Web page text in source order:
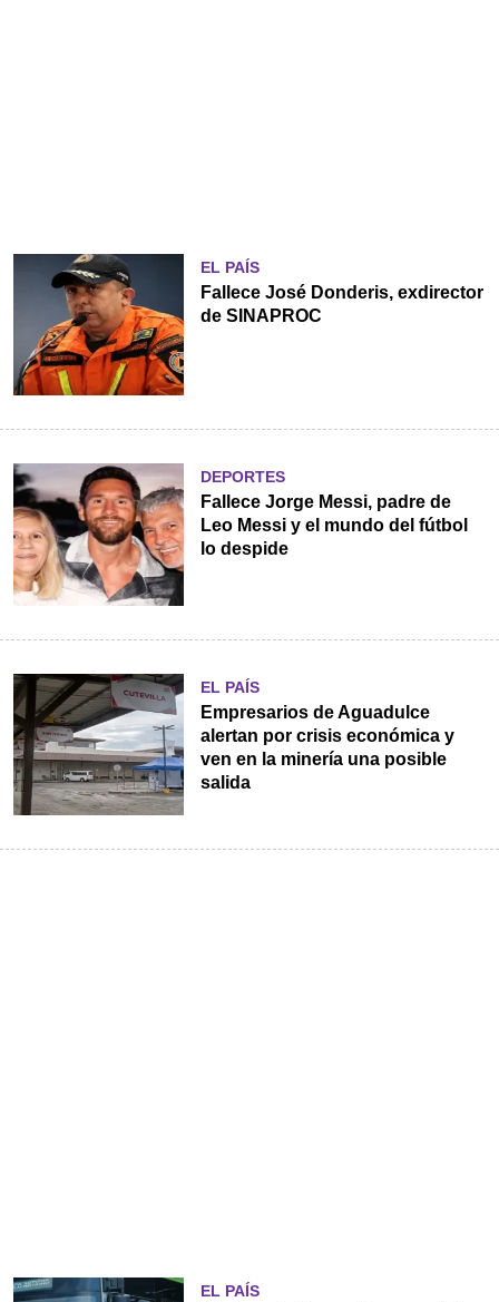
EL PAÍS
Fallece José Donderis, exdirector
de SINAPROC
DEPORTES
Fallece Jorge Messi, padre de
Leo Messi y el mundo del fútbol
lo despide
EL PAÍS
Empresarios de Aguadulce
alertan por crisis económica y
ven en la minería una posible
salida
EL PAÍS